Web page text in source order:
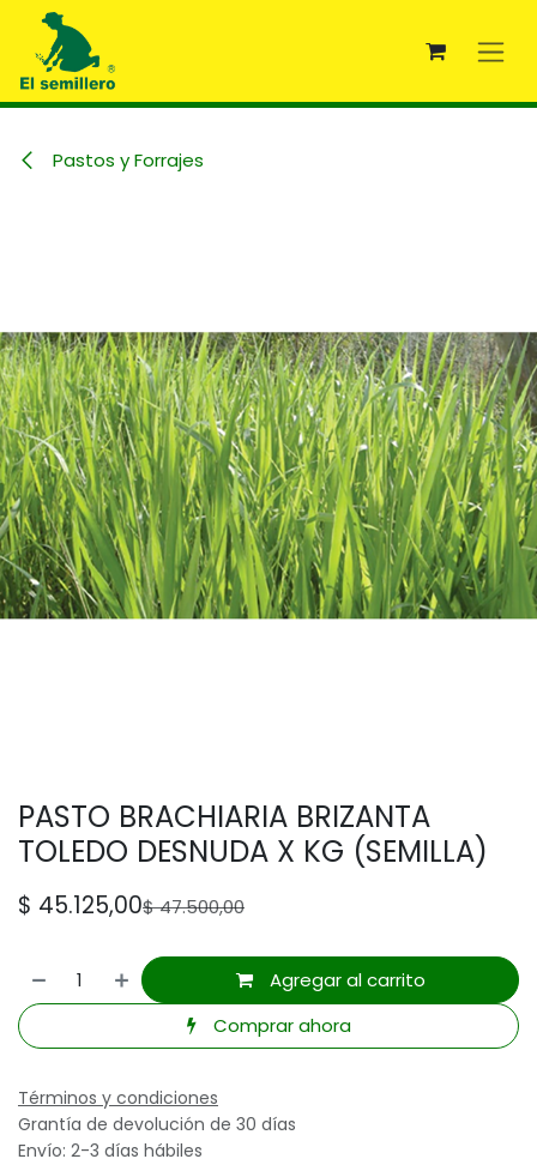
Ir al contenido
Pastos y Forrajes
PASTO BRACHIARIA BRIZANTA
TOLEDO DESNUDA X KG (SEMILLA)
$ 45.125,00$47.500,00
Agregar al carrito
Comprar ahora
Términos y condiciones
Grantía de devolución de 30 días
Envío: 2-3 días hábiles